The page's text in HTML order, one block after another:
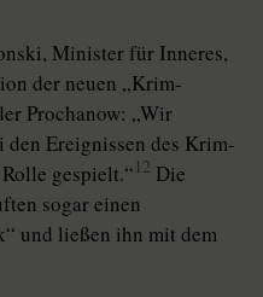
Minister für Inneres,
der neuen „Krim-
Prochanow: „Wir
Ereignissen des Krim-
gespielt.“ 12 Die
sogar einen
und ließen ihn mit dem